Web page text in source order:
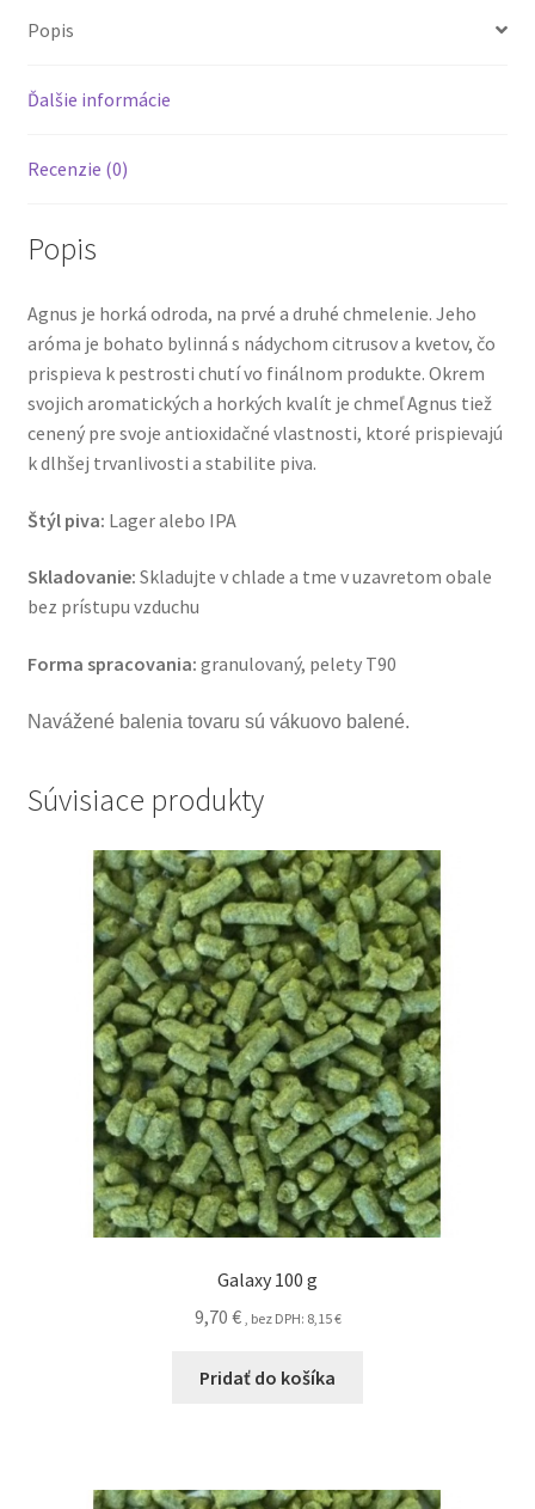
Popis
Ďalšie informácie
Recenzie (0)
Popis
Agnus je horká odroda, na prvé a druhé chmelenie. Jeho
aróma je bohato bylinná s nádychom citrusov a kvetov, čo
prispieva k pestrosti chutí vo finálnom produkte. Okrem
svojich aromatických a horkých kvalít je chmeľ Agnus tiež
cenený pre svoje antioxidačné vlastnosti, ktoré prispievajú
k dlhšej trvanlivosti a stabilite piva.
Štýl piva: Lager alebo IPA
Skladovanie: Skladujte v chlade a tme v uzavretom obale
bez prístupu vzduchu
Forma spracovania: granulovaný, pelety T90
Navážené balenia tovaru sú vákuovo balené.
Súvisiace produkty
Galaxy 100 g
9,70 € , bez DPH: 8,15€
Pridať do košíka